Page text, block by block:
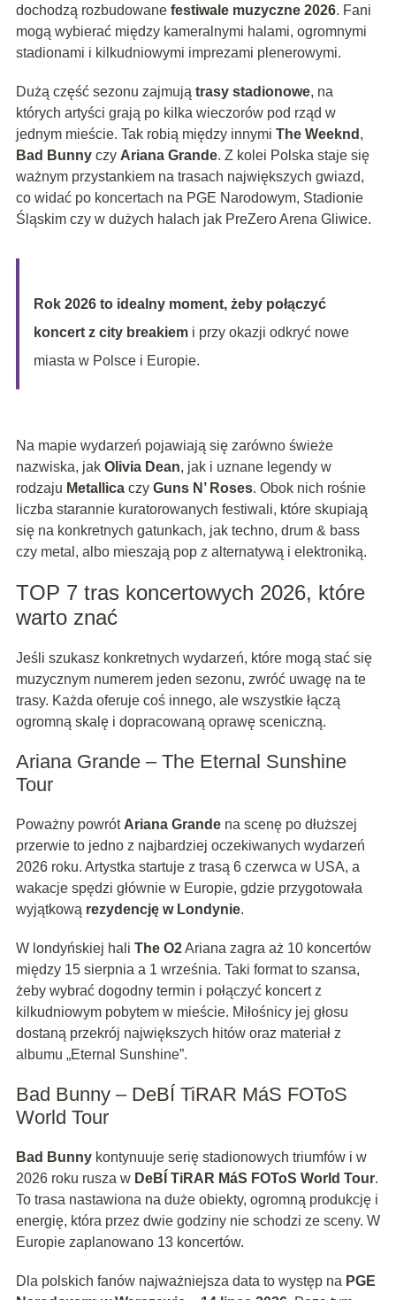
dochodzą rozbudowane festiwale muzyczne 2026. Fani
mogą wybierać między kameralnymi halami, ogromnymi
stadionami i kilkudniowymi imprezami plenerowymi.
Dużą część sezonu zajmują trasy stadionowe, na
których artyści grają po kilka wieczorów pod rząd w
jednym mieście. Tak robią między innymi The Weeknd ,
Bad Bunnyczy Ariana Grande. Z kolei Polska staje się
ważnym przystankiem na trasach największych gwiazd,
co widać po koncertach na PGE Narodowym, Stadionie
Śląskim czy w dużych halach jak PreZero Arena Gliwice.
Rok 2026 to idealny moment, żeby połączyć
koncert z city breakiemi przy okazji odkryć nowe
miasta w Polsce i Europie.
Na mapie wydarzeń pojawiają się zarówno świeże
nazwiska, jak Olivia Dean, jak i uznane legendy w
rodzaju Metallicaczy Guns N’ Roses. Obok nich rośnie
liczba starannie kuratorowanych festiwali, które skupiają
się na konkretnych gatunkach, jak techno, drum & bass
czy metal, albo mieszają pop z alternatywą i elektroniką.
TOP 7 tras koncertowych 2026, które
warto znać
Jeśli szukasz konkretnych wydarzeń, które mogą stać się
muzycznym numerem jeden sezonu, zwróć uwagę na te
trasy. Każda oferuje coś innego, ale wszystkie łączą
ogromną skalę i dopracowaną oprawę sceniczną.
Ariana Grande – The Eternal Sunshine
Tour
Poważny powrót Ariana Grandena scenę po dłuższej
przerwie to jedno z najbardziej oczekiwanych wydarzeń
2026 roku. Artystka startuje z trasą 6 czerwca w USA, a
wakacje spędzi głównie w Europie, gdzie przygotowała
wyjątkową rezydencję w Londynie.
W londyńskiej hali The O2Ariana zagra aż 10 koncertów
między 15 sierpnia a 1 września. Taki format to szansa,
żeby wybrać dogodny termin i połączyć koncert z
kilkudniowym pobytem w mieście. Miłośnicy jej głosu
dostaną przekrój największych hitów oraz materiał z
albumu „Eternal Sunshine”.
Bad Bunny – DeBÍ TiRAR MáS FOToS
World Tour
Bad Bunnykontynuuje serię stadionowych triumfów i w
2026 roku rusza w DeBÍ TiRAR MáS FOToS World Tour.
To trasa nastawiona na duże obiekty, ogromną produkcję i
energię, która przez dwie godziny nie schodzi ze sceny. W
Europie zaplanowano 13 koncertów.
Dla polskich fanów najważniejsza data to występ na PGE